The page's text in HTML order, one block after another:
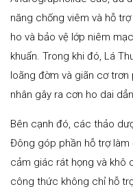
năng chống viêm và hỗ
ho và bảo vệ lớp niêm
khuẩn. Trong khi đó, Lá
loãng đờm và giãn cơ
nhân gây ra cơn ho dai
Bên cạnh đó, các thảo
Đông góp phần hỗ trợ
cảm giác rát họng và khô
công thức không chỉ hỗ